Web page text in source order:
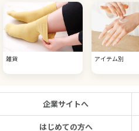
雑貨 アイテム別
企業サイトへ
はじめての方へ